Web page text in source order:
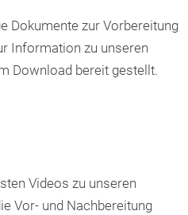
Dokumente zur Vorbereitung
Information zu unseren
Download bereit gestellt.
Videos zu unseren
Vor- und Nachbereitung